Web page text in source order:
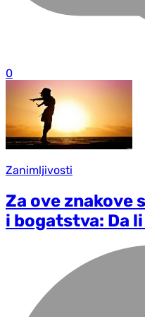
0
Zanimljivosti
Za ove znakove
i bogatstva: Da